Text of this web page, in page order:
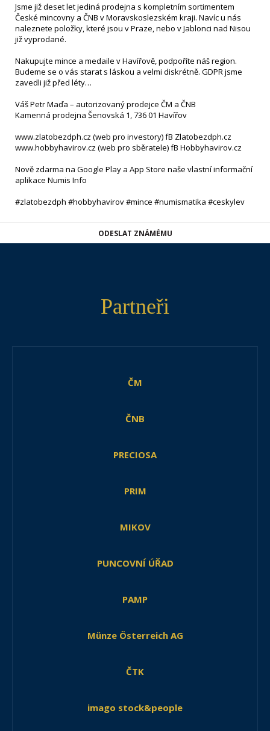
Jsme již deset let jediná prodejna s kompletním sortimentem
České mincovny a ČNB v Moravskoslezském kraji. Navíc u nás
naleznete položky, které jsou v Praze, nebo v Jablonci nad Nisou
již vyprodané.
Nakupujte mince a medaile v Havířově, podpoříte náš region.
Budeme se o vás starat s láskou a velmi diskrétně. GDPR jsme
zavedli již před léty…
Váš Petr Maďa – autorizovaný prodejce ČM a ČNB
Kamenná prodejna Šenovská 1, 736 01 Havířov
www.zlatobezdph.cz (web pro investory) fB Zlatobezdph.cz
www.hobbyhavirov.cz (web pro sběratele) fB Hobbyhavirov.cz
Nově zdarma na Google Play a App Store naše vlastní informační
aplikace Numis Info
#zlatobezdph #hobbyhavirov #mince #numismatika #ceskylev
ODESLAT ZNÁMÉMU
Partneři
ČM
ČNB
PRECIOSA
PRIM
MIKOV
PUNCOVNÍ ÚŘAD
PAMP
Münze Österreich AG
ČTK
imago stock&people